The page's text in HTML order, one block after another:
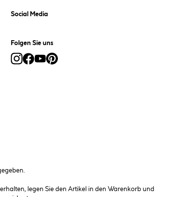
Social Media
Folgen Sie uns
legen Sie den Artikel in den Warenkorb und